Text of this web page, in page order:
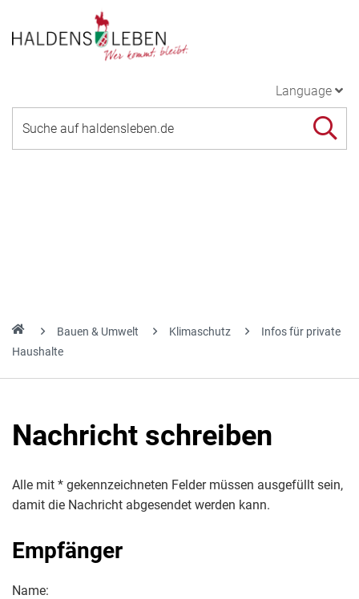
Language
Bauen & Umwelt Klimaschutz
Infos für private
Haushalte
Nachricht schreiben
Alle mit * gekennzeichneten Felder müssen ausgefüllt sein,
damit die Nachricht abgesendet werden kann.
Empfänger
Name: